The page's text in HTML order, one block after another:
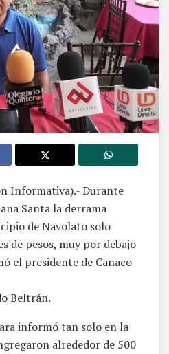
Informativa).- Durante
Santa la derrama
de Navolato solo
de pesos, muy por debajo
el presidente de Canaco
Beltrán.
informó tan solo en la
alrededor de 500